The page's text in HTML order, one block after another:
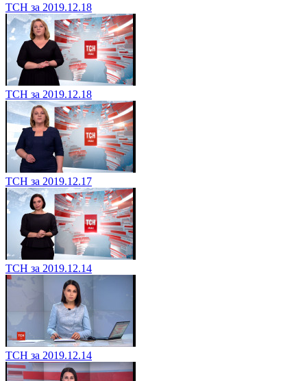
ТСН за 2019.12.18
ТСН за 2019.12.18
ТСН за 2019.12.17
ТСН за 2019.12.14
ТСН за 2019.12.14